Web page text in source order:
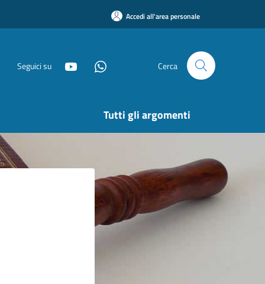
Accedi all'area personale
Seguici su Cerca
Tutti gli argomenti